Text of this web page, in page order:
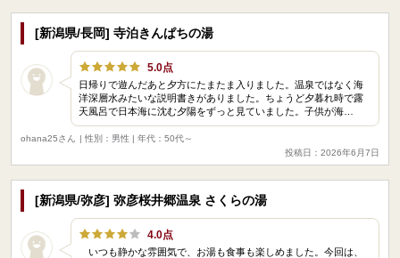
[新潟県/長岡] 寺泊きんぱちの湯
5.0点
日帰りで遊んだあと夕方にたまたま入りました。温泉ではなく海
洋深層水みたいな説明書きがありました。ちょうど夕暮れ時で露
天風呂で日本海に沈む夕陽をずっと見ていました。子供が海…
ohana25さん
| 性別：男性 | 年代：50代～
投稿日：2026年6月7日
[新潟県/弥彦] 弥彦桜井郷温泉 さくらの湯
4.0点
いつも静かな雰囲気で、お湯も食事も楽しめました。今回は、